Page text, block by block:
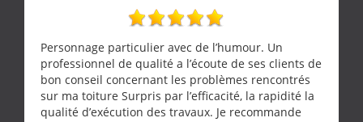
Personnage particulier avec de l’humour. Un
professionnel de qualité a l’écoute de ses clients de
bon conseil concernant les problèmes rencontrés
sur ma toiture Surpris par l’efficacité, la rapidité la
qualité d’exécution des travaux. Je recommande